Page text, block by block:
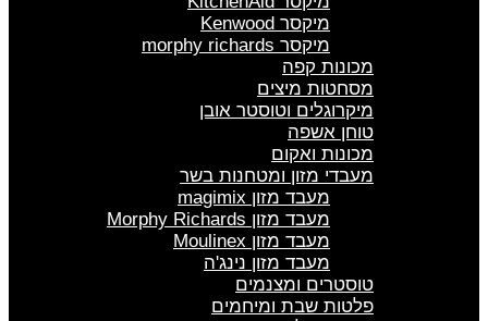
מיקסר Kenwood
מיקסר morphy richards
מכונות קפה
מסחטות מיצים
מיקרוגלים וטוסטר אובן
טוחן אשפה
מכונות ואקום
מעבדי מזון ומטחנות בשר
מעבד מזון magimix
מעבד מזון Morphy Richards
מעבד מזון Moulinex
מעבד מזון נינג'ה
טוסטרים ומצנמים
פלטות שבת ומיחמים